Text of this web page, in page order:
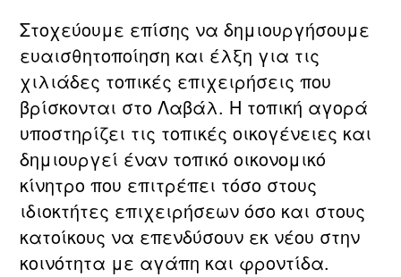
Στοχεύουμε επίσης να δημιουργήσουμε
ευαισθητοποίηση και έλξη για τις
χιλιάδες τοπικές επιχειρήσεις που
βρίσκονται στο Λαβάλ. Η τοπική αγορά
υποστηρίζει τις τοπικές οικογένειες και
δημιουργεί έναν τοπικό οικονομικό
κίνητρο που επιτρέπει τόσο στους
ιδιοκτήτες επιχειρήσεων όσο και στους
κατοίκους να επενδύσουν εκ νέου στην
κοινότητα με αγάπη και φροντίδα.